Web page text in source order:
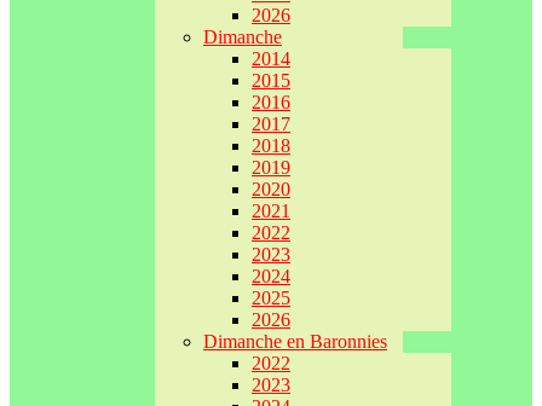
2026
Dimanche
2014
2015
2016
2017
2018
2019
2020
2021
2022
2023
2024
2025
2026
Dimanche en Baronnies
2022
2023